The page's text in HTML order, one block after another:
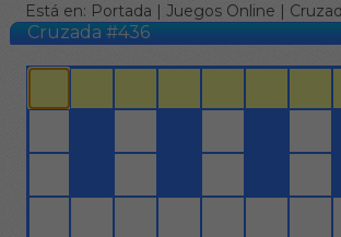
Está en: Portada | Juegos Online |
Cruzada #436